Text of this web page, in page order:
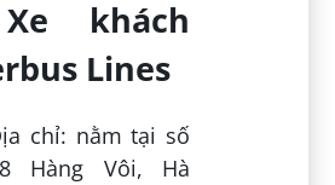
khách
Lines
chỉ: nằm tại số
Hàng Vôi, Hà